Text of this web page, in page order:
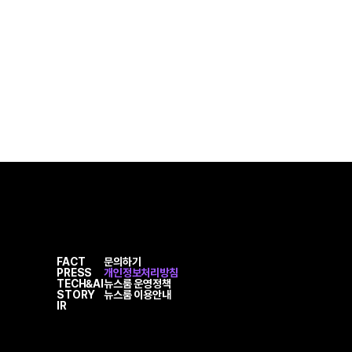
FACT
PRESS
TECH&AI
STORY
IR
문의하기
개인정보처리방침
뉴스룸 운영정책
뉴스룸 이용안내